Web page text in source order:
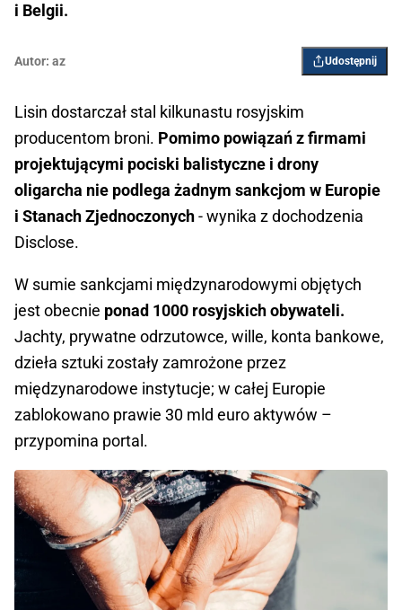
i Belgii.
Autor: az Udostępnij
Lisin dostarczał stal kilkunastu rosyjskim
producentom broni. Pomimo powiązań z firmami
projektującymi pociski balistyczne i drony
oligarcha nie podlega żadnym sankcjom w Europie
i Stanach Zjednoczonych- wynika z dochodzenia
Disclose.
W sumie sankcjami międzynarodowymi objętych
jest obecnie ponad 1000 rosyjskich obywateli.
Jachty, prywatne odrzutowce, wille, konta bankowe,
dzieła sztuki zostały zamrożone przez
międzynarodowe instytucje; w całej Europie
zablokowano prawie 30 mld euro aktywów –
przypomina portal.